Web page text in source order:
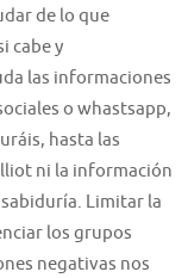
de lo que
cabe y
las informaciones
o whastsapp,
hasta las
ni la información
Limitar la
los grupos
negativas nos